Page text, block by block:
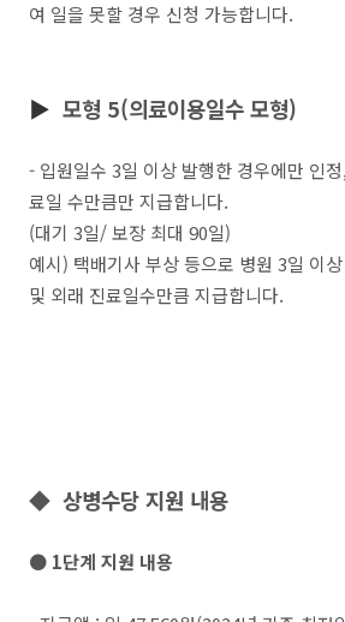
여 일을 못할 경우 신청 가능합니다.
▶ 모형 5(의료이용일수 모형)
- 입원일수 3일 이상 발행한 경우에만 인
료일 수만큼만 지급합니다.
(대기 3일/ 보장 최대 90일)
예시) 택배기사 부상 등으로 병원 3일 이
및 외래 진료일수만큼 지급합니다.
◆ 상병수당 지원 내용
● 1단계 지원 내용